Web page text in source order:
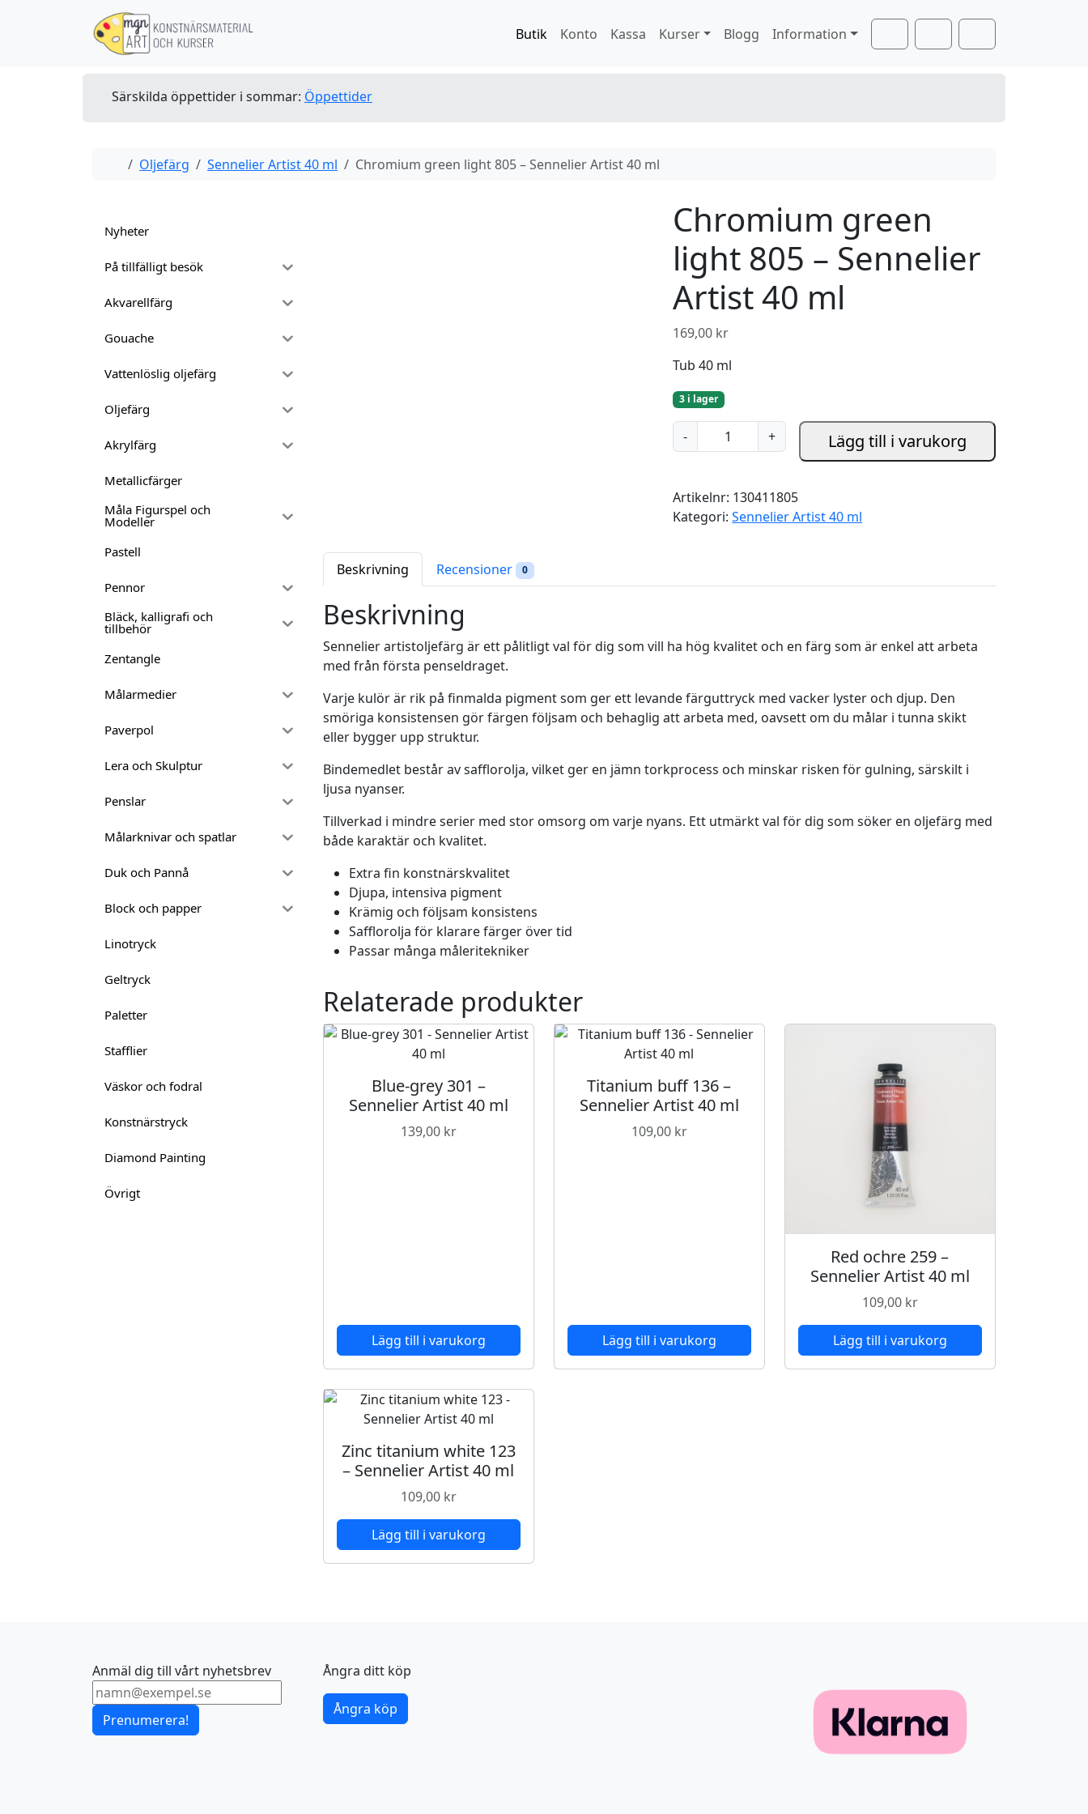
Butik
Konto Kassa Kurser Blogg
Information
SearchAccountCart
Särskilda öppettider i sommar: Öppettider
Home
Oljefärg Sennelier Artist 40 ml Chromium green light 805 – Sennelier Artist 40 ml
Nyheter
På tillfälligt besök
Akvarellfärg
Gouache
Vattenlöslig oljefärg
Oljefärg
Akrylfärg
Metallicfärger
Måla Figurspel och
Modeller
Pastell
Pennor
Bläck, kalligrafi och
tillbehör
Zentangle
Målarmedier
Paverpol
Lera och Skulptur
Penslar
Målarknivar och spatlar
Duk och Pannå
Block och papper
Linotryck
Geltryck
Paletter
Stafflier
Väskor och fodral
Konstnärstryck
Diamond Painting
Övrigt
Chromium green
light 805 – Sennelier
Artist 40 ml
169,00 kr
Tub 40 ml
3 i lager
-
C
h
o
m
i
g
e
i
g
8
5
A
r
i
s
t
+ Lägg till i varukorg
Artikelnr: 130411805
Kategori:Sennelier Artist 40 ml
Beskrivning Recensioner 0
Beskrivning
Sennelier artistoljefärg är ett pålitligt val för dig som vill ha hög kvalitet och en färg som är enkel att arbeta
med från första penseldraget.
Varje kulör är rik på finmalda pigment som ger ett levande färguttryck med vacker lyster och djup. Den
smöriga konsistensen gör färgen följsam och behaglig att arbeta med, oavsett om du målar i tunna skikt
eller bygger upp struktur.
Bindemedlet består av safflorolja, vilket ger en jämn torkprocess och minskar risken för gulning, särskilt i
ljusa nyanser.
Tillverkad i mindre serier med stor omsorg om varje nyans. Ett utmärkt val för dig som söker en oljefärg med
både karaktär och kvalitet.
Extra fin konstnärskvalitet
Djupa, intensiva pigment
Krämig och följsam konsistens
Safflorolja för klarare färger över tid
Passar många måleritekniker
Relaterade produkter
Blue-grey 301 –
Sennelier Artist 40 ml
139,00 kr
Lägg till i varukorg
Titanium buff 136 –
Sennelier Artist 40 ml
109,00 kr
Lägg till i varukorg
Red ochre 259 –
Sennelier Artist 40 ml
109,00 kr
Lägg till i varukorg
Zinc titanium white 123
– Sennelier Artist 40 ml
109,00 kr
Lägg till i varukorg
Anmäl dig till vårt nyhetsbrev
Prenumerera!
Ångra ditt köp
Ångra köp